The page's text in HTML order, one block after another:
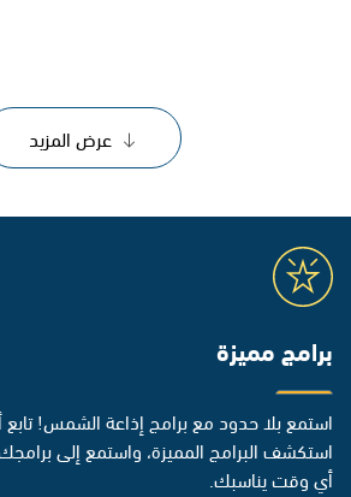
عرض المزيد
برامج مميزة
استمع بلا حدود مع برامج إذاعة الشمس! تابع
استكشف البرامج المميزة، واستمع إلى
أي وقت يناسبك.